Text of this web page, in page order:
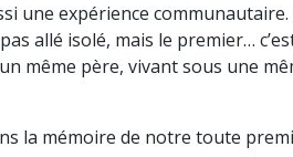
expérience communautaire.
allé isolé, mais le premier…
même père, vivant sous une
la mémoire de notre toute